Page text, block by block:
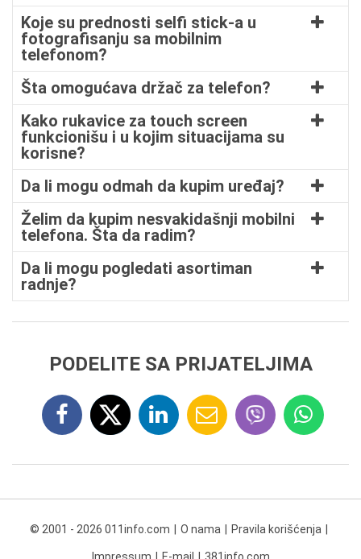
Koje su prednosti selfi stick-a u
fotografisanju sa mobilnim
telefonom?
Šta omogućava držač za telefon?
Kako rukavice za touch screen
funkcionišu i u kojim situacijama su
korisne?
Da li mogu odmah da kupim uređaj?
Želim da kupim nesvakidašnji mobilni
telefona. Šta da radim?
Da li mogu pogledati asortiman
radnje?
PODELITE SA PRIJATELJIMA
© 2001 - 2026 011info.com O nama Pravila korišćenja